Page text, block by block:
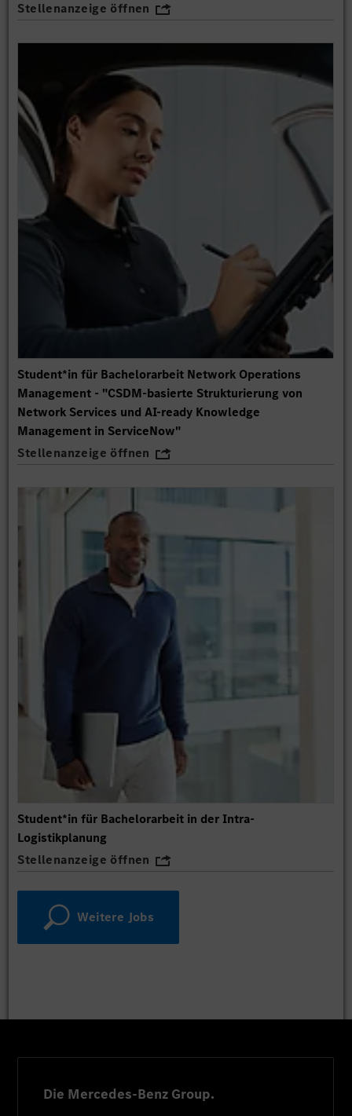
Stellenanzeige öffnen
Student*in für Bachelorarbeit Network Operations
Management - "CSDM-basierte Strukturierung von
Network Services und AI-ready Knowledge
Management in ServiceNow"
Stellenanzeige öffnen
Student*in für Bachelorarbeit in der Intra-
Logistikplanung
Stellenanzeige öffnen
Weitere Jobs
Die Mercedes-Benz Group.